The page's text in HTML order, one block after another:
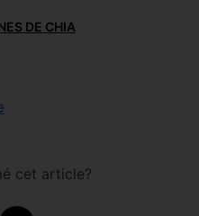
DE CHIA
cet article?